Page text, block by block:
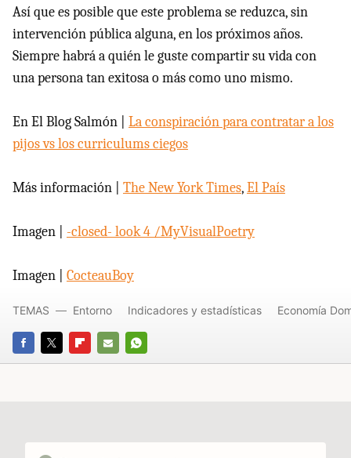
Así que es posible que este problema se reduzca, sin
intervención pública alguna, en los próximos años.
Siempre habrá a quién le guste compartir su vida con
una persona tan exitosa o más como uno mismo.
En El Blog Salmón | La conspiración para contratar a los
pijos vs los curriculums ciegos
Más información | The New York Times,El País
Imagen | -closed- look 4 /MyVisualPoetry
Imagen | CocteauBoy
FACEBOOK
TWITTERFLIPBOARD
E-
WHATSAPP
TEMAS Entorno Indicadores y estadísticas Economía